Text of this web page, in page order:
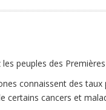
peuples des
connaissent des taux
certains cancers et